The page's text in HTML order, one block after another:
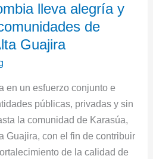
lleva alegría y
de
Guajira
en un esfuerzo conjunto e
públicas, privadas y sin
la comunidad de Karasúa,
Guajira, con el fin de contribuir
de la calidad de